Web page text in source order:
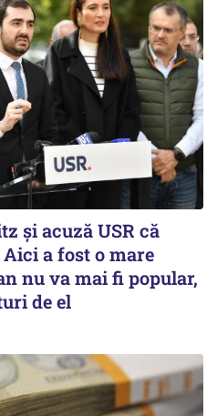
și acuză USR că
a fost o mare
nu va mai fi popular,
de el